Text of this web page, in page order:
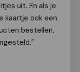
uit. En als je
kaartje ook een
bestellen,